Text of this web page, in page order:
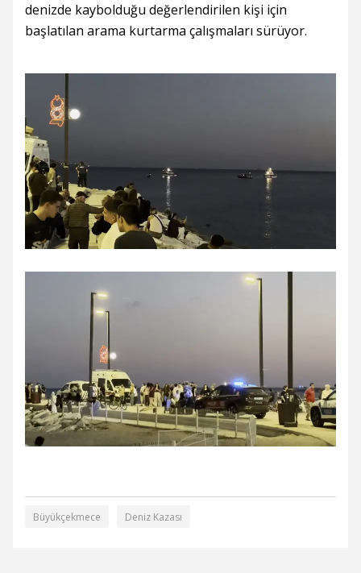
denizde kaybolduğu değerlendirilen kişi için
başlatılan arama kurtarma çalışmaları sürüyor.
Büyükçekmece Deniz Kazası